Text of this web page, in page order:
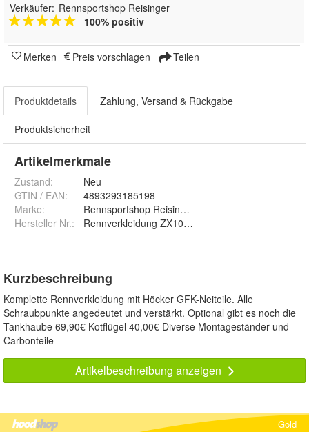
Verkäufer: Rennsportshop Reisinger
100% positiv
Merken Preis vorschlagen Teilen
Produktdetails Zahlung, Versand & Rückgabe
Produktsicherheit
Artikelmerkmale
Zustand:
Neu
GTIN / EAN:
4893293185198
Marke:
Rennsportshop Reisinger
Hersteller Nr.:
Rennverkleidung ZX10 08-10
Kurzbeschreibung
Komplette Rennverkleidung mit Höcker GFK-Neiteile. Alle
Schraubpunkte angedeutet und verstärkt. Optional gibt es noch die
Tankhaube 69,90€ Kotflügel 40,00€ Diverse Montageständer und
Carbonteile
Artikelbeschreibung anzeigen
Gold